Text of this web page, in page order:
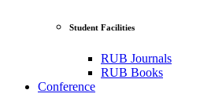
Student Facilities
RUB Journals
RUB Books
Conference